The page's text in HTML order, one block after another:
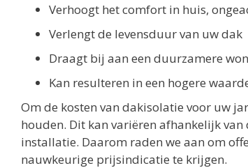
Verhoogt het comfort in huis,
Verlengt de levensduur van uw dak
Draagt bij aan een duurzamere
Kan resulteren in een hogere
Om de kosten van dakisolatie voor uw
houden. Dit kan variëren afhankelijk
installatie. Daarom raden we aan om
nauwkeurige prijsindicatie te krijgen.